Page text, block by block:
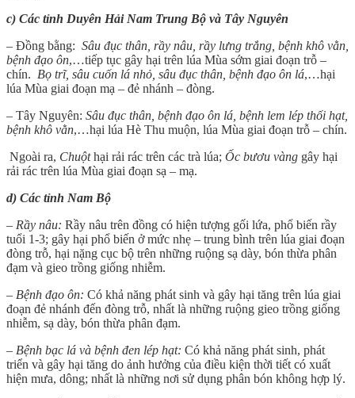
c) Các tỉnh Duyên Hải Nam Trung Bộ và Tây Nguyên
– Đồng bằng: Sâu đục thân, rầy nâu, rầy lưng trắng, bệnh khô vằn,
bệnh đạo ôn,…tiếp tục gây hại trên lúa Mùa sớm giai đoạn trỗ –
chín. Bọ trĩ, sâu cuốn lá nhỏ, sâu đục thân, bệnh đạo ôn lá,…hại
lúa Mùa giai đoạn mạ – đẻ nhánh – đòng.
– Tây Nguyên: Sâu đục thân, bệnh đạo ôn lá, bệnh lem lép thối hạt,
bệnh khô vằn,…hại lúa Hè Thu muộn, lúa Mùa giai đoạn trỗ – chín.
Ngoài ra, Chuộthại rải rác trên các trà lúa; Ốc bươu vàng gây hại
rải rác trên lúa Mùa giai đoạn sạ – mạ.
d) Các tỉnh Nam Bộ
– Rầy nâu: Rầy nâu trên đồng có hiện tượng gối lứa, phổ biến rầy
tuổi 1-3; gây hại phổ biến ở mức nhẹ – trung bình trên lúa giai đoạn
đòng trỗ, hại nặng cục bộ trên những ruộng sạ dày, bón thừa phân
đạm và gieo trồng giống nhiễm.
– Bệnh đạo ôn: Có khả năng phát sinh và gây hại tăng trên lúa giai
đoạn đẻ nhánh đến đòng trỗ, nhất là những ruộng gieo trồng giống
nhiễm, sạ dày, bón thừa phân đạm.
– Bệnh bạc lá và bệnh đen lép hạt: Có khả năng phát sinh, phát
triển và gây hại tăng do ảnh hưởng của điều kiện thời tiết có xuất
hiện mưa, dông; nhất là những nơi sử dụng phân bón không hợp lý.